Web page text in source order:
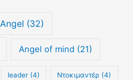
Angel (32)
Angel of mind (21)
leader (4) Nτοκιμαντέρ (4)